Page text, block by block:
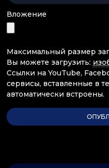
Вложение
Максимальный размер
Вы можете загрузить:
Ссылки на YouTube,
сервисы, вставленные в
автоматически встроены.